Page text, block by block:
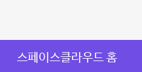
스페이스클라우드 홈